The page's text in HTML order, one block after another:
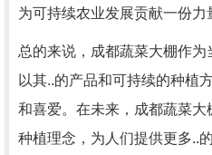
为可持续农业发展贡献一份力
总的来说，成都蔬菜大棚作为
以其..的产品和可持续的种植
和喜爱。在未来，成都蔬菜
种植理念，为人们提供更多..